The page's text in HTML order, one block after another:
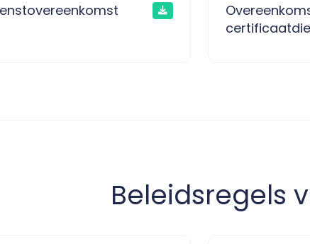
Beleidsregels